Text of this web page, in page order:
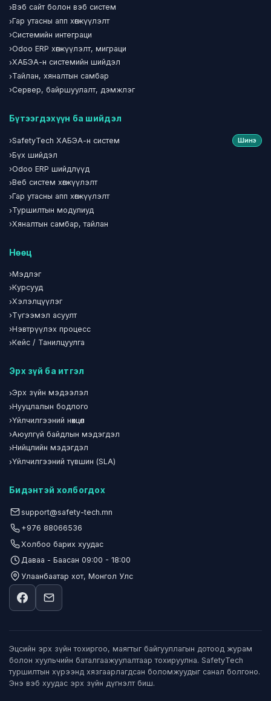
›Вэб сайт болон вэб систем
›Гар утасны апп хөгжүүлэлт
›Системийн интеграци
›Odoo ERP хөгжүүлэлт, миграци
›ХАБЭА-н системийн шийдэл
›Тайлан, хяналтын самбар
›Сервер, байршуулалт, дэмжлэг
Бүтээгдэхүүн ба шийдэл
›SafetyTech ХАБЭА-н систем Шинэ
›Бүх шийдэл
›Odoo ERP шийдлүүд
›Веб систем хөгжүүлэлт
›Гар утасны апп хөгжүүлэлт
›Туршилтын модулиуд
›Хяналтын самбар, тайлан
Нөөц
›Мэдлэг
›Курсууд
›Хэлэлцүүлэг
›Түгээмэл асуулт
›Нэвтрүүлэх процесс
›Кейс / Танилцуулга
Эрх зүй ба итгэл
›Эрх зүйн мэдээлэл
›Нууцлалын бодлого
›Үйлчилгээний нөхцөл
›Аюулгүй байдлын мэдэгдэл
›Нийцлийн мэдэгдэл
›Үйлчилгээний түвшин (SLA)
Бидэнтэй холбогдох
support@safety-tech.mn
+976 88066536
Холбоо барих хуудас
Даваа - Баасан 09:00 - 18:00
Улаанбаатар хот, Монгол Улс
Эцсийн эрх зүйн тохиргоо, маягтыг байгууллагын дотоод журам
болон хуульчийн баталгаажуулалтаар тохируулна. SafetyTech
туршилтын хүрээнд хязгаарлагдсан боломжуудыг санал болгоно.
Энэ вэб хуудас эрх зүйн дүгнэлт биш.